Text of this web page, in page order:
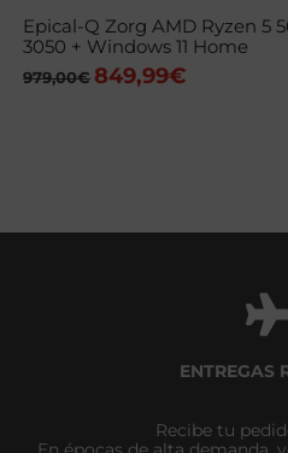
Epical-Q Zorg AMD Ryzen 5
3050 + Windows 11 Home
979,00€ El
849,99€
ENTREGAS
Recibe tu